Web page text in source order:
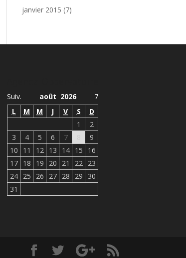
janvier 2015 (7)
Suiv. 7
août 2026
L
M M J V S
D
1
2
3
4 5 6 7
9
10
11 12 13 14 15
16
17
18 19 20 21 22
23
24
25 26 27 28 29
30
31